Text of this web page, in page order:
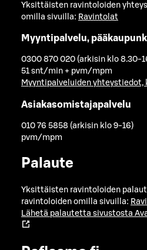
Yksittäisten ravintoloiden
omilla sivuilla: Ravintolat
Myyntipalvelu,
0300 870 020 (arkisin klo 8.30-
51 snt/min + pvm/mpm
Myyntipalveluiden yhteystiedot,
Asiakasomistajapalvelu
010 76 5858 (arkisin klo 9-16)
pvm/mpm
Palaute
Yksittäisten ravintoloiden
ravintoloiden omilla sivuilla:
Lähetä palautetta sivustosta